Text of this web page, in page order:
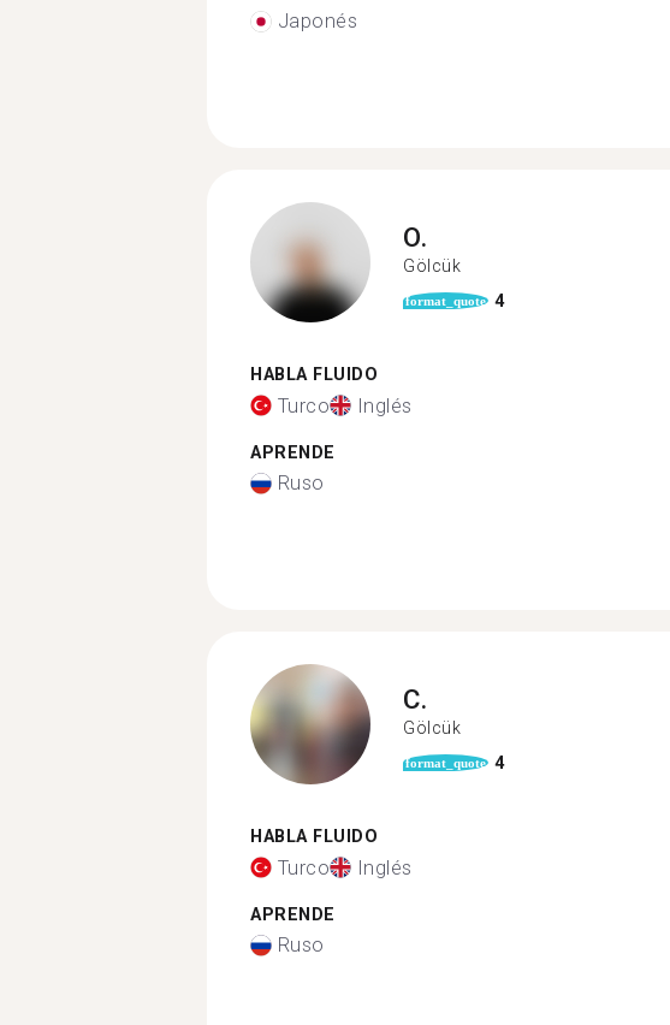
Japonés
O.
Gölcük
format_quote 4
HABLA FLUIDO
Turco Inglés
APRENDE
Ruso
C.
Gölcük
format_quote 4
HABLA FLUIDO
Turco Inglés
APRENDE
Ruso